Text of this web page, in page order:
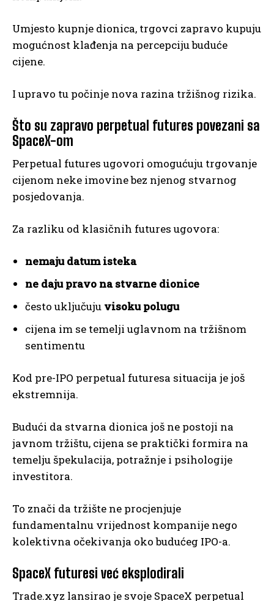
Umjesto kupnje dionica, trgovci zapravo kupuju
mogućnost klađenja na percepciju buduće
cijene.
I upravo tu počinje nova razina tržišnog rizika.
Što su zapravo perpetual futures povezani sa
SpaceX-om
Perpetual futures ugovori omogućuju trgovanje
cijenom neke imovine bez njenog stvarnog
posjedovanja.
Za razliku od klasičnih futures ugovora:
nemaju datum isteka
ne daju pravo na stvarne dionice
često uključuju visoku polugu
cijena im se temelji uglavnom na tržišnom
sentimentu
Kod pre-IPO perpetual futuresa situacija je još
ekstremnija.
Budući da stvarna dionica još ne postoji na
javnom tržištu, cijena se praktički formira na
temelju špekulacija, potražnje i psihologije
investitora.
To znači da tržište ne procjenjuje
fundamentalnu vrijednost kompanije nego
kolektivna očekivanja oko budućeg IPO-a.
SpaceX futuresi već eksplodirali
Trade.xyz lansirao je svoje SpaceX perpetual